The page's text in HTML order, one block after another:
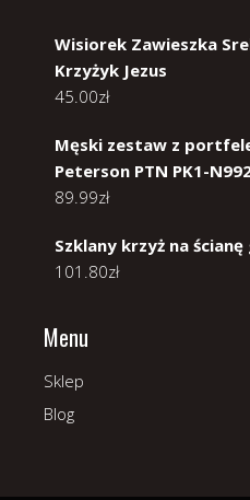
Wisiorek Zawieszka
Krzyżyk Jezus
45.00zł
Męski zestaw z
Peterson PTN PK1-
89.99zł
Szklany krzyż na
101.80zł
Menu
Sklep
Blog